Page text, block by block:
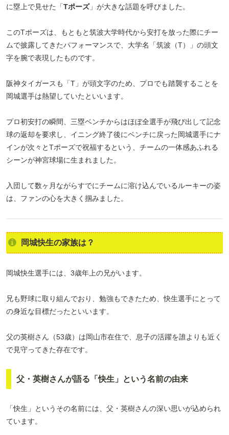
に塁上で見せた「Tポーズ」が大きな話題を呼びました。
このTポーズは、もともと筑波大学時代から安打を放った際にチー
ムで披露してきたパフォーマンスで、大学名「筑波（T）」の頭文
字を腕で表現したものです。
阪神タイガースも「T」が頭文字のため、プロでも踏襲することを
岡城選手は熱望していたといいます。
プロ初安打の瞬間、三塁ベンチからはほぼ全選手が飛び出して記念
球の返却を要求し、イニング終了後にベンチに戻った岡城選手にナ
インが次々とTポーズで祝福するという、チームの一体感あふれる
シーンが神宮球場に生まれました。
入団して数ヶ月ながらすでにチームに溶け込んでいるルーキーの姿
は、ファンの心を大きく掴みました。
岡城快生の家族は？
岡城快生選手には、3歳年上の兄がいます。
兄も野球に取り組んでおり、勉強もできたため、快生選手にとって
の身近な目標だったといいます。
父の英樹さん（53歳）は岡山市在住で、息子の活躍を誰よりも近く
で見守ってきた存在です。
父・英樹さんが語る「快生」という名前の由来
「快生」というその名前には、父・英樹さんの深い思いが込められ
ています。